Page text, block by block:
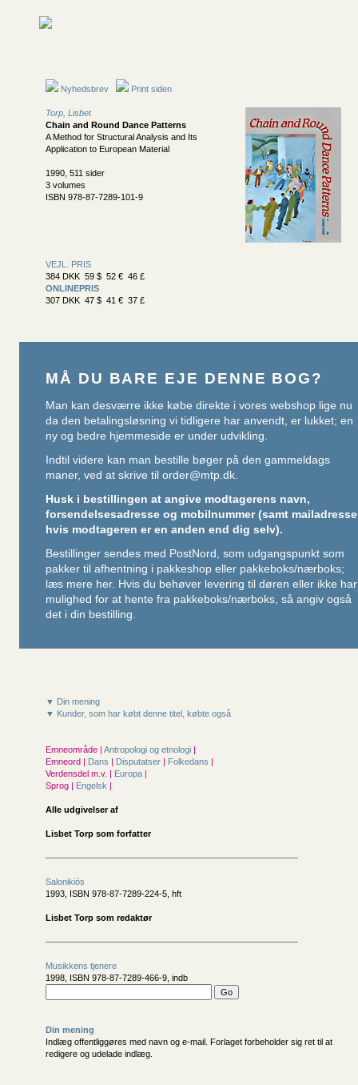
Nyhedsbrev Print siden
Torp, Lisbet
Chain and Round Dance Patterns
A Method for Structural Analysis and Its
Application to European Material
1990, 511 sider
3 volumes
ISBN 978-87-7289-101-9
VEJL. PRIS
384 DKK 59 $ 52 € 46 £
ONLINEPRIS
307 DKK 47 $ 41 € 37 £
MÅ DU BARE EJE DENNE BOG?
Man kan desværre ikke købe direkte i vores webshop lige nu
da den betalingsløsning vi tidligere har anvendt, er lukket; en
ny og bedre hjemmeside er under udvikling.
Indtil videre kan man bestille bøger på den gammeldags
maner, ved at skrive til order@mtp.dk.
Husk i bestillingen at angive modtagerens navn,
forsendelsesadresse og mobilnummer (samt mailadresse
hvis modtageren er en anden end dig selv).
Bestillinger sendes med PostNord, som udgangspunkt som
pakker til afhentning i pakkeshop eller pakkeboks/nærboks;
læs mere her. Hvis du behøver levering til døren eller ikke har
mulighed for at hente fra pakkeboks/nærboks, så angiv også
det i din bestilling.
▼ Din mening
▼ Kunder, som har købt denne titel, købte også
Emneområde | Antropologi og etnologi |
Emneord | Dans | Disputatser | Folkedans |
Verdensdel m.v. | Europa |
Sprog | Engelsk |
Alle udgivelser af
Lisbet Torp som forfatter
Salonikiós
1993, ISBN 978-87-7289-224-5, hft
Lisbet Torp som redaktør
Musikkens tjenere
1998, ISBN 978-87-7289-466-9, indb
Din mening
Indlæg offentliggøres med navn og e-mail. Forlaget forbeholder sig ret til at
redigere og udelade indlæg.